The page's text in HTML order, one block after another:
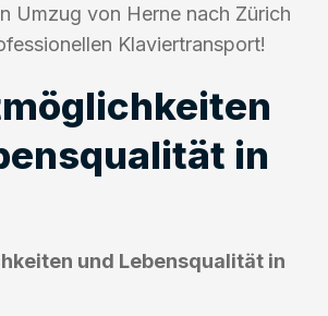
Umzug von Herne nach Zürich
Klaviertransport!
in
und Lebensqualität in